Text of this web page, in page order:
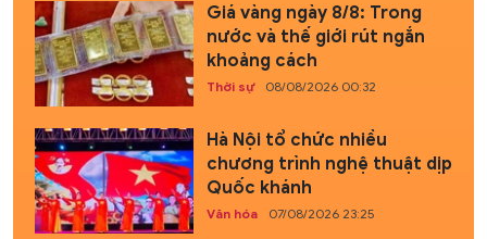
Giá vàng ngày 8/8: Trong
nước và thế giới rút ngắn
khoảng cách
Thời sự 08/08/2026 00:32
Hà Nội tổ chức nhiều
chương trình nghệ thuật dịp
Quốc khánh
Văn hóa 07/08/2026 23:25